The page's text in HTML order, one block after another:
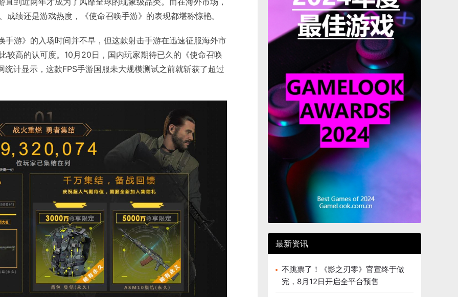
成绩还是游戏热度，《使命召唤手游》的表现都堪称惊艳。
手游》的入场时间并不早，但这款射击手游在迅速征服海外市
较高的认可度。10月20日，国内玩家期待已久的《使命召唤
统计显示，这款FPS手游国服未大规模测试之前就斩获了超过
最新资讯
不跳票了！《影之刃零》官宣终于做
完，8月12日开启全平台预售